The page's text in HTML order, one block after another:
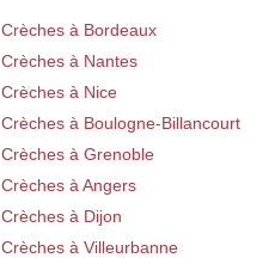
Crèches à Bordeaux
Crèches à Nantes
Crèches à Nice
Crèches à Boulogne-Billancourt
Crèches à Grenoble
Crèches à Angers
Crèches à Dijon
Crèches à Villeurbanne